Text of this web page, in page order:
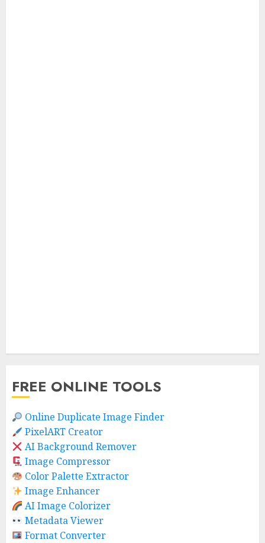
FREE ONLINE TOOLS
Online Duplicate Image Finder
PixelART Creator
AI Background Remover
Image Compressor
Color Palette Extractor
Image Enhancer
AI Image Colorizer
Metadata Viewer
Format Converter